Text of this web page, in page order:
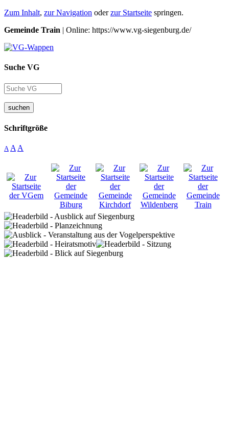
Zum Inhalt, zur Navigation oderzur Startseite springen.
Gemeinde Train | Online: https://www.vg-siegenburg.de/
Suche VG
suchen
Schriftgröße
A A A